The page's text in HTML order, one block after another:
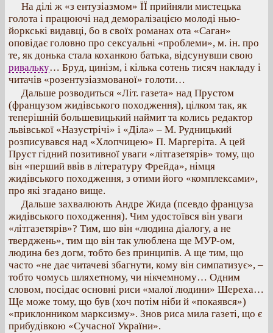
На ділі ж «з ентузіазмом» ЇЇ прийняли мистецька
голота і працюючі над деморалізацією молоді нью-
йоркські видавці, бо в своїх романах ота «Саган»
оповідає головно про сексуальні «проблеми», м. ін. про
те, як донька стала коханкою батька, відсунувши свою
ривальку… Бруд, цинізм, і кілька сотень тисяч накладу і
читачів «розентузіазмованої» голоти…
Дальше розводиться «Літ. газета» над Прустом
(французом жидівського походження), цілком так, як
теперішній большевицький наймит та колись редактор
львівської «Назустрічі» і «Діла» – М. Рудницький
розписувався над «Хлопчицею» П. Маргеріта. А цей
Пруст гідний позитивної уваги «літгазетярів» тому, що
він «перший ввів в літературу Фрейда», німця
жидівського походження, з отими його «комплексами»,
про які згадано вище.
Дальше захвалюють Андре Жида (псевдо француза
жидівського походження). Чим удостоївся він уваги
«літгазетярів»? Тим, шо він «людина діалогу, а не
тверджень», тим що він так улюблена ще МУР-ом,
людина без догм, тобто без принципів. А ще тим, що
часто «не дає читачеві збагнути, кому він симпатизує», –
тобто чомусь шляхетному, чи нікчемному… Одним
словом, посідає основні риси «малої людини» Шереха…
Ще може тому, що був (хоч потім ніби й «покаявся»)
«приклонником марксизму». Знов риса мила газеті, що є
прибудівкою «Сучасної України».